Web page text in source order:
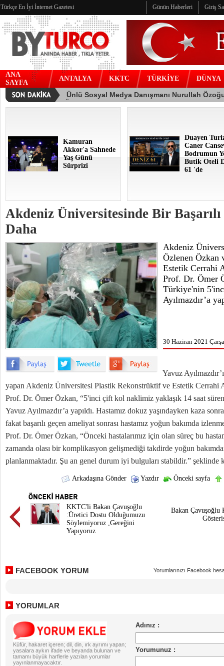
Türkçe En İyi İnternet Gazetesi Günün Haberleri Giriş
ANA
SAYFA
ANTALYA KKTC TÜRKİYE DÜNYA
Kamuran
Akkor'a Sahnede
Yaş Günü
Sürprizi
Duayen
Caner
Bodrumun
Butik Oteli
61 'de
Akdeniz Üniversitesinde Bir
Daha
Akdeniz
Özlenen Özkan
Estetik Cerrahi
Prof. Dr. Ömer
Türkiye'nin
Ayılmazdır’a
30 Haziran 2021
Yavuz
yapan Akdeniz Üniversitesi Plastik Rekonstrüktif ve Estetik Cerrahi
Prof. Dr. Ömer Özkan, “5'inci çift kol naklimiz yaklaşık 14 saat
Yavuz Ayılmazdır’a yapıldı. Hastamız dokuz yaşındayken kaza
fakat başarılı geçen ameliyat sonrası hastamız yoğun bakımda
Prof. Dr. Ömer Özkan, “Önceki hastalarımız için olan süreç bu
zamanda olası bir komplikasyon gelişmediği takdirde yoğun
planlanmaktadır. Şu an genel durum iyi bulguları stabildir.” şeklinde
Arkadaşına Gönder Yazdır Önceki sayfa
KKTC'li Bakan Çavuşoğlu
:Üretici Dostu Olduğumuzu
Söylemiyoruz ,Gereğini
Yapıyoruz
Bakan Çavuşoğlu
FACEBOOK YORUM Yorumlarınızı Facebook
YORUMLAR
Küfür, hakaret içeren; dil, din, ırk ayrımı yapan;
yasalara aykırı ifade ve beyanda bulunan ve
tamamı büyük harflerle yazılan yorumlar
yayınlanmayacaktır.